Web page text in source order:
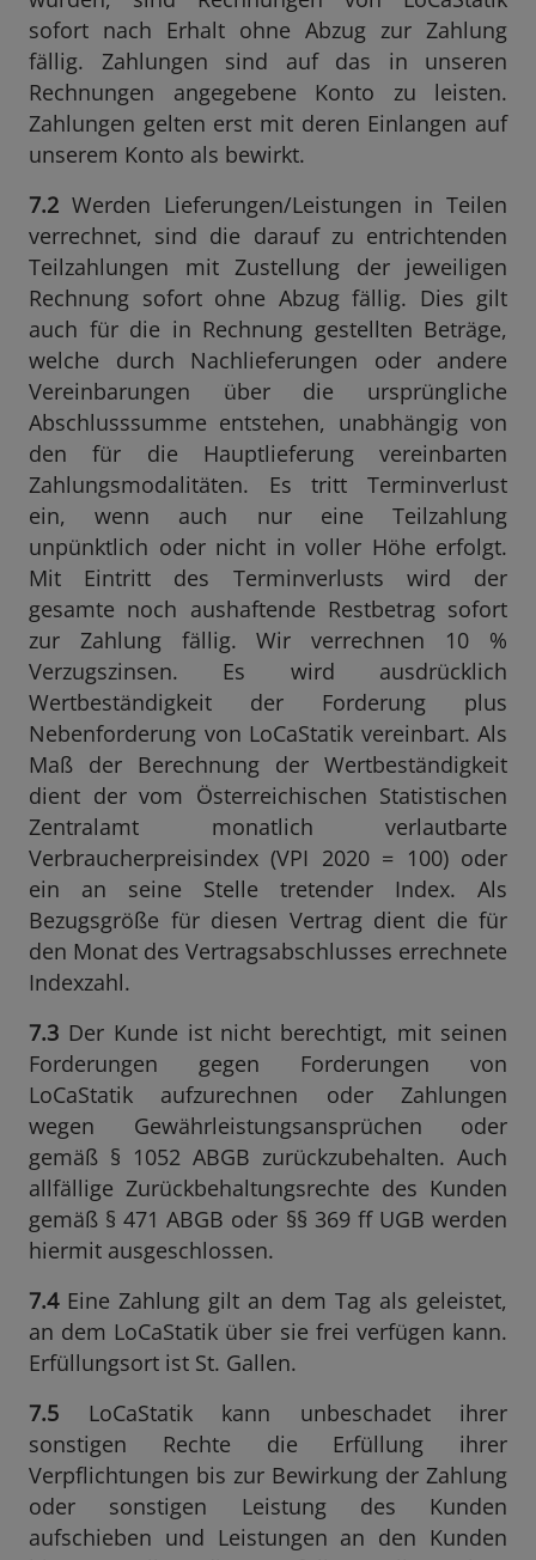
sofort nach Erhalt ohne Abzug zur Zahlung
fällig. Zahlungen sind auf das in unseren
Rechnungen angegebene Konto zu leisten.
Zahlungen gelten erst mit deren Einlangen auf
unserem Konto als bewirkt.
7.2 Werden Lieferungen/Leistungen in Teilen
verrechnet, sind die darauf zu entrichtenden
Teilzahlungen mit Zustellung der jeweiligen
Rechnung sofort ohne Abzug fällig. Dies gilt
auch für die in Rechnung gestellten Beträge,
welche durch Nachlieferungen oder andere
Vereinbarungen über die ursprüngliche
Abschlusssumme entstehen, unabhängig von
den für die Hauptlieferung vereinbarten
Zahlungsmodalitäten. Es tritt Terminverlust
ein, wenn auch nur eine Teilzahlung
unpünktlich oder nicht in voller Höhe erfolgt.
Mit Eintritt des Terminverlusts wird der
gesamte noch aushaftende Restbetrag sofort
zur Zahlung fällig. Wir verrechnen 10 %
Verzugszinsen. Es wird ausdrücklich
Wertbeständigkeit der Forderung plus
Nebenforderung von LoCaStatik vereinbart. Als
Maß der Berechnung der Wertbeständigkeit
dient der vom Österreichischen Statistischen
Zentralamt monatlich verlautbarte
Verbraucherpreisindex (VPI 2020 = 100) oder
ein an seine Stelle tretender Index. Als
Bezugsgröße für diesen Vertrag dient die für
den Monat des Vertragsabschlusses errechnete
Indexzahl.
7.3 Der Kunde ist nicht berechtigt, mit seinen
Forderungen gegen Forderungen von
LoCaStatik aufzurechnen oder Zahlungen
wegen Gewährleistungsansprüchen oder
gemäß § 1052 ABGB zurückzubehalten. Auch
allfällige Zurückbehaltungsrechte des Kunden
gemäß § 471 ABGB oder §§ 369 ff UGB werden
hiermit ausgeschlossen.
7.4Eine Zahlung gilt an dem Tag als geleistet,
an dem LoCaStatik über sie frei verfügen kann.
Erfüllungsort ist St. Gallen.
7.5 LoCaStatik kann unbeschadet ihrer
sonstigen Rechte die Erfüllung ihrer
Verpflichtungen bis zur Bewirkung der Zahlung
oder sonstigen Leistung des Kunden
aufschieben und Leistungen an den Kunden